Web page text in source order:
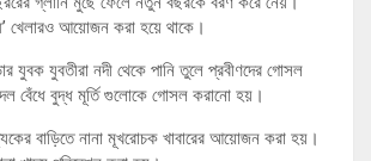
খেলারও আয়োজন করা হয়ে থাকে।
যুবক যুবতীরা নদী থেকে পানি তুলে প্রবীণদের গোসল
বেঁধে বুদ্ধ মূর্তি গুলোকে গোসল করানো হয়।
বাড়িতে নানা মূখরোচক খাবারের আয়োজন করা হয়।